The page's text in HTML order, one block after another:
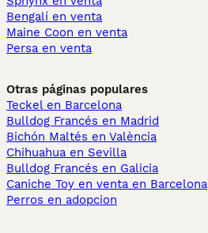
Bengalí en venta
Maine Coon en venta
Persa en venta
Otras páginas populares
Teckel en Barcelona
Bulldog Francés en Madrid
Bichón Maltés en València
Chihuahua en Sevilla
Bulldog Francés en Galicia
Caniche Toy en venta en Barcelona
Perros en adopcion